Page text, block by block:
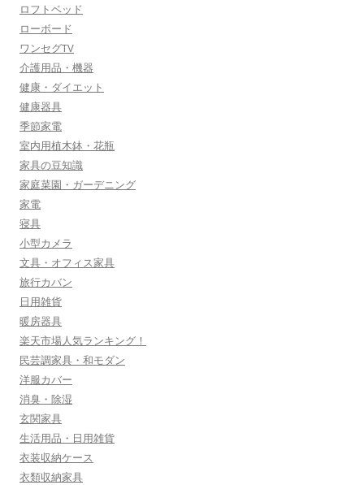
ロフトベッド
ローボード
ワンセグTV
介護用品・機器
健康・ダイエット
健康器具
季節家電
室内用植木鉢・花瓶
家具の豆知識
家庭菜園・ガーデニング
家電
寝具
小型カメラ
文具・オフィス家具
旅行カバン
日用雑貨
暖房器具
楽天市場人気ランキング！
民芸調家具・和モダン
洋服カバー
消臭・除湿
玄関家具
生活用品・日用雑貨
衣装収納ケース
衣類収納家具